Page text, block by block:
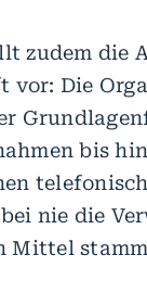
zudem die
vor: Die
bis
nie die
Mittel